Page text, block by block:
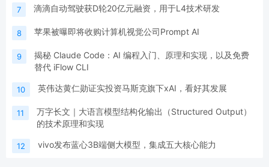
7 滴滴自动驾驶获D轮20亿元融资，用于L4技术研发
8 苹果被曝即将收购计算机视觉公司Prompt AI
9
揭秘 Claude Code：AI 编程入门、原理和实现，以及免费
替代 iFlow CLI
10 英伟达黄仁勋证实投资马斯克旗下xAI，看好其发展
11
万字长文｜大语言模型结构化输出（Structured Output）
的技术原理和实现
12 vivo发布蓝心3B端侧大模型，集成五大核心能力